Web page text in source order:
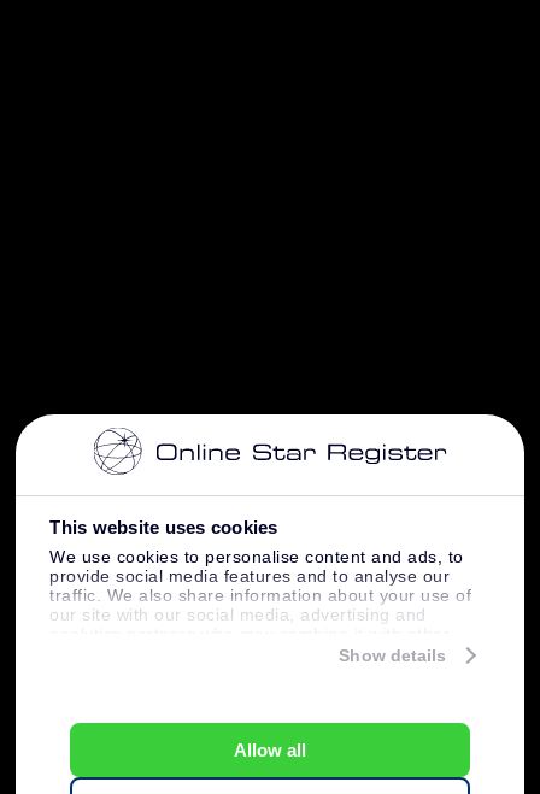
This website uses cookies
We use cookies to personalise content and ads, to
provide social media features and to analyse our
traffic. We also share information about your use of
our site with our social media, advertising and
information that you’ve provided to them or that
Show details
Allow all